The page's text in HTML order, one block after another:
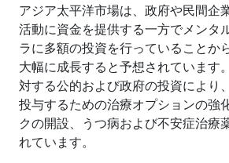
アジア太平洋市場は、政府や民間企
活動に資金を提供する一方でメンタ
ラに多額の投資を行っていることか
大幅に成長すると予想されています
対する公的および政府の投資により
投与するための治療オプションの強
クの開設、うつ病および不安症治療
れています。